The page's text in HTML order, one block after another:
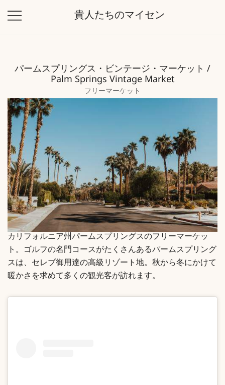
貴人たちのマイセン
パームスプリングス・ビンテージ・マーケット /
Palm Springs Vintage Market
フリーマーケット
カリフォルニア州パームスプリングスのフリーマーケッ
ト。ゴルフの名門コースがたくさんあるパームスプリング
スは、セレブ御用達の高級リゾート地。秋から冬にかけて
暖かさを求めて多くの観光客が訪れます。